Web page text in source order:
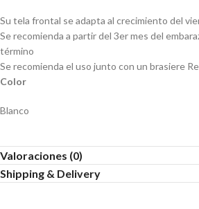
Su tela frontal se adapta al crecimiento del
Se recomienda a partir del 3er mes del
término
Se recomienda el uso junto con un brasiere
Color
Blanco
Valoraciones (0)
Shipping & Delivery